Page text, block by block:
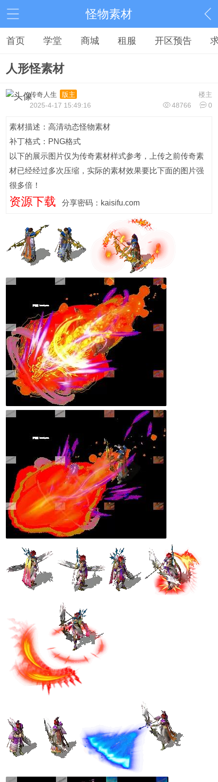
怪物素材
首页 学堂 商城 租服 开区预告
人形怪素材
楼主
传奇人生
版主
48766
0
2025-4-17 15:49:16
素材描述：高清动态怪物素材
补丁格式：PNG格式
以下的展示图片仅为传奇素材样式参考，上传之前传奇素
材已经经过多次压缩，实际的素材效果要比下面的图片强
很多倍！
资源下载 分享密码：kaisifu.com